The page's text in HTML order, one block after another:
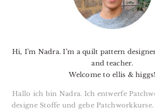
Hi, I’m Nadra. I’m a quilt pattern
and teacher.
Welcome to ellis & higgs!
Hallo ich bin Nadra. Ich entwerfe
designe Stoffe und gebe